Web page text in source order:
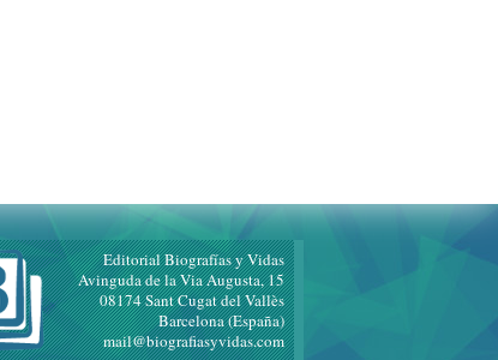
Editorial Biografías y Vidas
Avinguda de la Via Augusta, 15
08174 Sant Cugat del Vallès
Barcelona (España)
mail@biografiasyvidas.com